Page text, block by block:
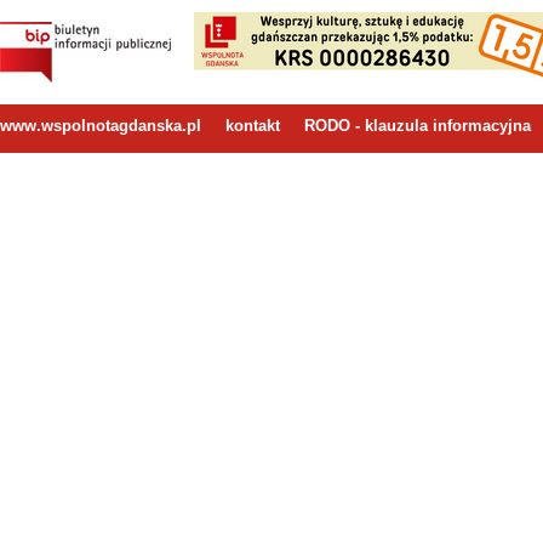
www.wspolnotagdanska.pl kontakt RODO - klauzula informacyjna